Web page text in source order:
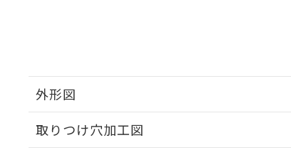
外形図
取りつけ穴加工図